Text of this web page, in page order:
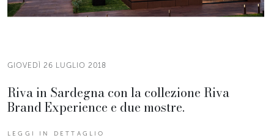
GIOVEDÌ 26 LUGLIO 2018
Riva in Sardegna con la collezione Riva
Brand Experience e due mostre.
LEGGI IN DETTAGLIO